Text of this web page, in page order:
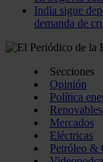
India sigue
demanda de
Secciones
Opinión
Política
Renovables
Mercados
Eléctricas
Petróleo &